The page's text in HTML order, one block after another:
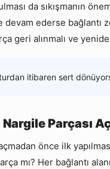
da sıkışmanın
ederse bağlantı
geri alınmalı ve
itibaren sert
Nargile Parçası
önce ilk
mı? Her bağlantı